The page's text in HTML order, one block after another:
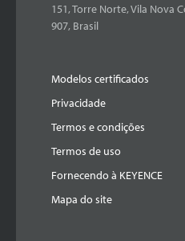
151, Torre Norte, Vila Nova
907, Brasil
Modelos certificados
Privacidade
Termos e condições
Termos de uso
Fornecendo à KEYENCE
Mapa do site